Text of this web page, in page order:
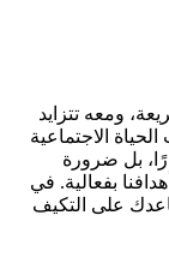
ومعه تتزايد
الاجتماعية
بل ضرورة
بفعالية. في
على التكيف